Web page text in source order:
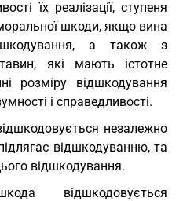
їх реалізації, ступеня
шкоди, якщо вина
а також з
які мають істотне
розміру відшкодування
і справедливості.
незалежно
відшкодуванню, та
відшкодування.
відшкодовується